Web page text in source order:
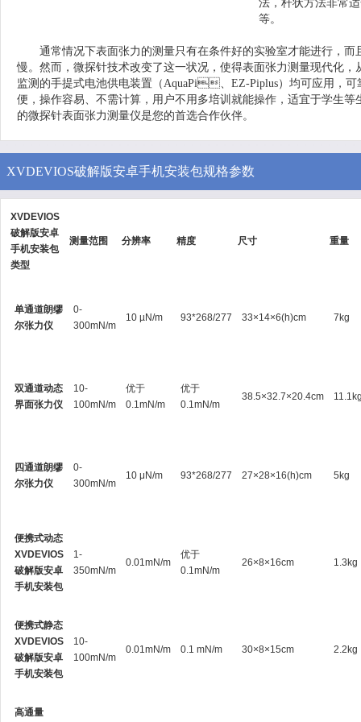
法，杆状方法非常
等。
通常情况下表面张力的测量只有在条件好的实验室才能进行，而
慢。然而，微探针技术改变了这一状况，使得表面张力测量现代
监测的手提式电池供电装置（AquaPi、EZ-Piplus）均可应用，可靠性
便，操作容易、不需计算，用户不用多培训就能操作，适宜于学生等生
的微探针表面张力测量仪是您的首选合作伙伴。
XVDEVIOS破解版安卓手机安装包规格参数
XVDEVIOS
破解版安卓
手机安装包
类型
测量范围 分辨率 精度 尺寸 重量
单通道朗缪
尔张力仪
0-
300mN/m
10 µN/m 93*268/277 33×14×6(h)cm 7kg
双通道动态
界面张力仪
10-
100mN/m
优于
0.1mN/m
优于
0.1mN/m
38.5×32.7×20.4cm
四通道朗缪
尔张力仪
0-
300mN/m
10 μN/m 93*268/277 27×28×16(h)cm 5kg
便携式动态
XVDEVIOS
破解版安卓
手机安装包
1-
350mN/m
0.01mN/m
优于
0.1mN/m
26×8×16cm 1.3kg
便携式静态
XVDEVIOS
破解版安卓
手机安装包
10-
100mN/m
0.01mN/m 0.1 mN/m 30×8×15cm 2.2kg
高通量